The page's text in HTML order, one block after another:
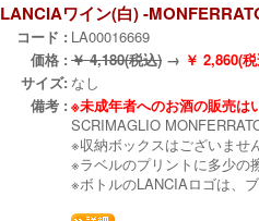
LANCIAワイン(白) -
コード : LA00016669
価格 : ￥ 4,180(税込) → ￥ 2,860(
サイズ: なし
備考 : ※未成年者へのお酒の販売は
SCRIMAGLIO
※収納ボックスはございませ
※ラベルのプリントに多少の
※ボトルのLANCIAロゴは、